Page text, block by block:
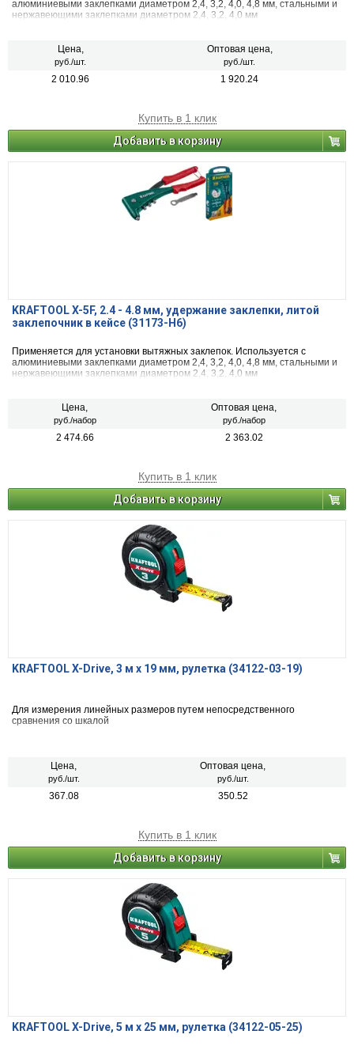
алюминиевыми заклепками диаметром 2,4, 3,2, 4,0, 4,8 мм, стальными и
нержавеющими заклепками диаметром 2,4, 3,2, 4,0 мм
Цена,
руб./шт.
Оптовая цена,
руб./шт.
2 010.96 1 920.24
Купить в 1 клик
Добавить в корзину
KRAFTOOL X-5F, 2.4 - 4.8 мм, удержание заклепки, литой
заклепочник в кейсе (31173-H6)
Применяется для установки вытяжных заклепок. Используется с
алюминиевыми заклепками диаметром 2,4, 3,2, 4,0, 4,8 мм, стальными и
нержавеющими заклепками диаметром 2,4, 3,2, 4,0 мм
Цена,
руб./набор
Оптовая цена,
руб./набор
2 474.66 2 363.02
Купить в 1 клик
Добавить в корзину
KRAFTOOL X-Drive, 3 м х 19 мм, рулетка (34122-03-19)
Для измерения линейных размеров путем непосредственного
сравнения со шкалой
Цена,
руб./шт.
Оптовая цена,
руб./шт.
367.08 350.52
Купить в 1 клик
Добавить в корзину
KRAFTOOL X-Drive, 5 м х 25 мм, рулетка (34122-05-25)